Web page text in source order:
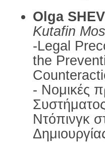
Olga
Kutafin
-Legal
the
- Νομικές
Ντόπινγκ